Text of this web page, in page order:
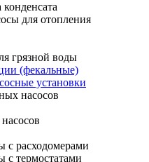
для отопления
грязной воды
(фекальные)
установки
насосов
с расходомерами
с термостатами